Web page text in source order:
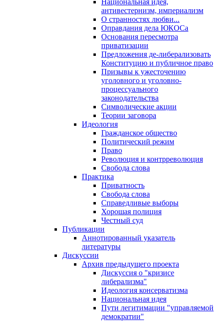
Национальная идея,
антивестернизм, империализм
О странностях любви...
Оправдания дела ЮКОСа
Основания пересмотра
приватизации
Предложения де-либерализовать
Конституцию и публичное право
Призывы к ужесточению
уголовного и уголовно-
процессуального
законодательства
Символические акции
Теории заговора
Идеология
Гражданское общество
Политический режим
Право
Революция и контрреволюция
Свобода слова
Практика
Приватность
Свобода слова
Справедливые выборы
Хорошая полиция
Честный суд
Публикации
Аннотированный указатель
литературы
Дискуссии
Архив предыдущего проекта
Дискуссия о "кризисе
либерализма"
Идеология консерватизма
Национальная идея
Пути легитимации "управляемой
демократии"